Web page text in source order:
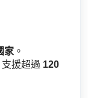
家 。
支援超過 120